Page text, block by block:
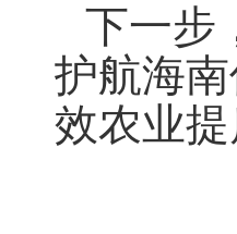
下一步
护航海
效农业